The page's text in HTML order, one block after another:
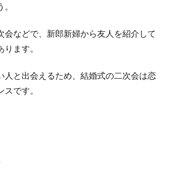
会などで、新郎新婦から友人を紹介して
ます。
人と出会えるため、結婚式の二次会は恋
です。